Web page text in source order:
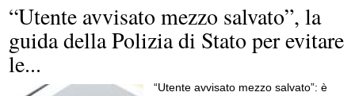
“Utente avvisato mezzo salvato”, la
guida della Polizia di Stato per evitare
le...
“Utente avvisato mezzo salvato”: è